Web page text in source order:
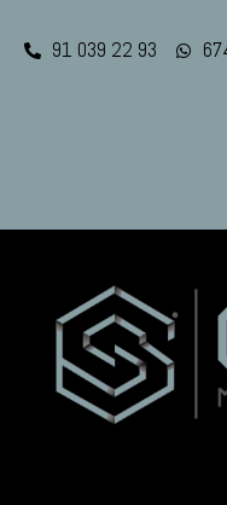
91 039 22 93